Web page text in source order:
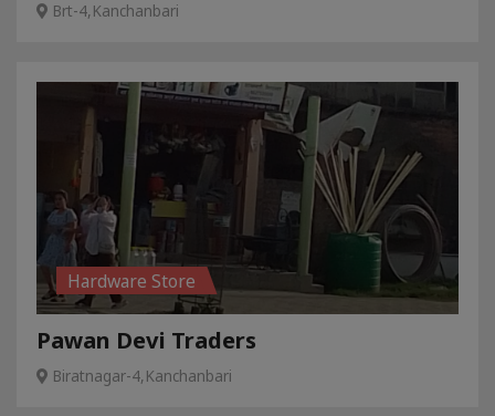
Brt-4,Kanchanbari
Hardware Store
Pawan Devi Traders
Biratnagar-4,Kanchanbari